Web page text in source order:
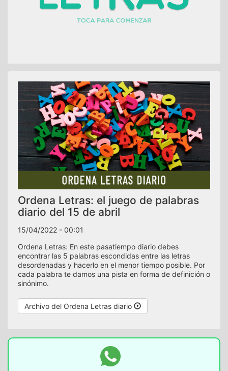
Ordena Letras: el juego de palabras
diario del 15 de abril
15/04/2022 - 00:01
Ordena Letras: En este pasatiempo diario debes
encontrar las 5 palabras escondidas entre las letras
desordenadas y hacerlo en el menor tiempo posible. Por
cada palabra te damos una pista en forma de definición o
sinónimo.
Archivo del Ordena Letras diario